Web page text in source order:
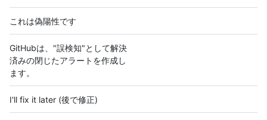
これは偽陽性です
GitHubは、"誤検知"として解決
済みの閉じたアラートを作成し
ます。
I'll fix it later (後で修正)